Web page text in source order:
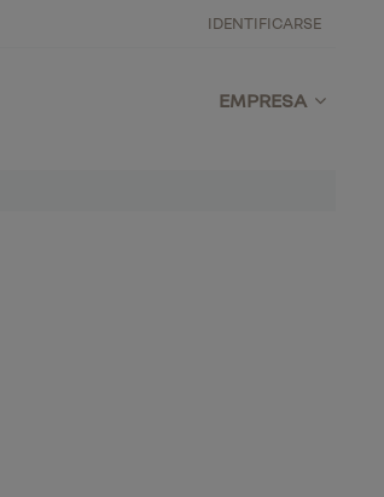
IDENTIFICARSE
EMPRESA